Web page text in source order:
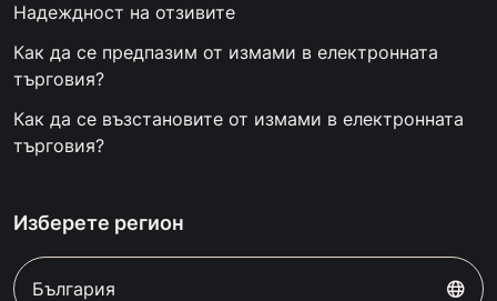
Надеждност на отзивите
Как да се предпазим от измами в електронната
търговия?
Как да се възстановите от измами в електронната
търговия?
Изберете регион
България